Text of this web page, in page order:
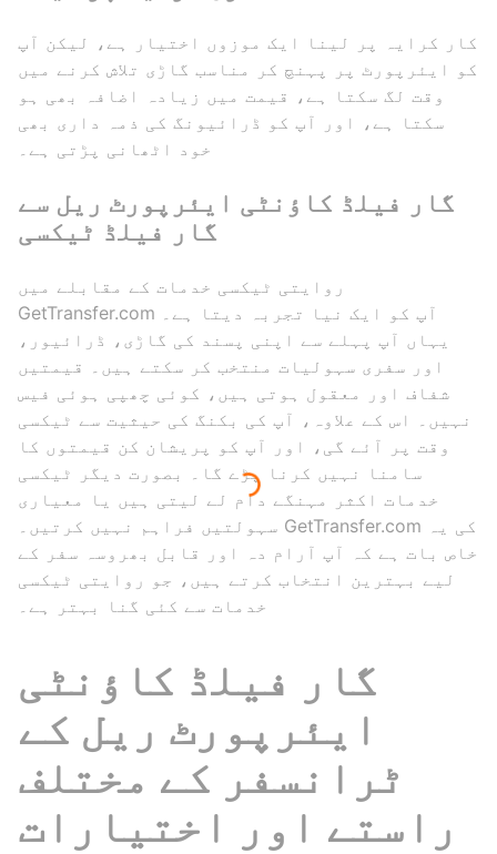
کار کرایہ پر لینا ایک موزوں اختیار ہے، لیکن آپ
کو ایئرپورٹ پر پہنچ کر مناسب گاڑی تلاش کرنے میں
وقت لگ سکتا ہے، قیمت میں زیادہ اضافہ بھی ہو
سکتا ہے، اور آپ کو ڈرائیونگ کی ذمہ داری بھی
خود اٹھانی پڑتی ہے۔
گار فیلڈ کاؤنٹی ایئرپورٹ ریل سے
گار فیلڈ ٹیکسی
روایتی ٹیکسی خدمات کے مقابلے میں
GetTransfer.com آپ کو ایک نیا تجربہ دیتا ہے۔
یہاں آپ پہلے سے اپنی پسند کی گاڑی، ڈرائیور،
اور سفری سہولیات منتخب کر سکتے ہیں۔ قیمتیں
شفاف اور معقول ہوتی ہیں، کوئی چھپی ہوئی فیس
نہیں۔ اس کے علاوہ، آپ کی بکنگ کی حیثیت سے ٹیکسی
وقت پر آئے گی، اور آپ کو پریشان کن قیمتوں کا
سامنا نہیں کرنا پڑے گا۔ بصورت دیگر ٹیکسی
خدمات اکثر مہنگے دام لے لیتی ہیں یا معیاری
سہولتیں فراہم نہیں کرتیں۔ GetTransfer.com کی یہ
خاص بات ہے کہ آپ آرام دہ اور قابل بھروسہ سفر کے
لیے بہترین انتخاب کرتے ہیں، جو روایتی ٹیکسی
خدمات سے کئی گنا بہتر ہے۔
گار فیلڈ کاؤنٹی
ایئرپورٹ ریل کے
ٹرانسفر کے مختلف
راستے اور اختیارات